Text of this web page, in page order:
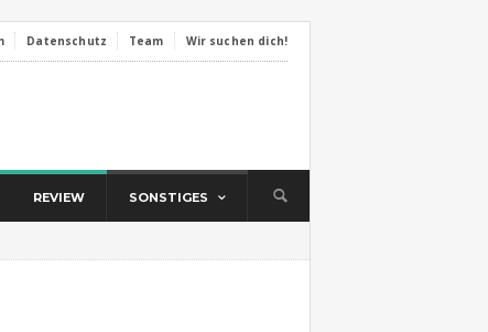
Datenschutz Team Wir suchen dich!
REVIEW SONSTIGES